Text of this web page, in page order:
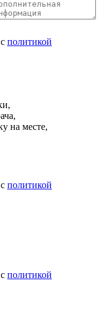
политикой
на месте,
политикой
политикой